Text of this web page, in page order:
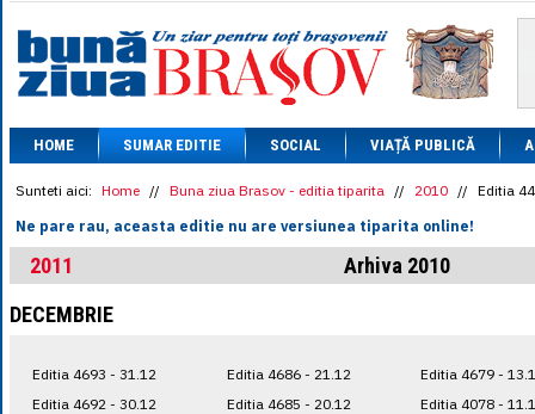
= 5.8304
1 XAU= 464.4611
1 AED= 1.1933
1 AUD= 2.7957
1 BGN= 2.5449
1 CAD= 3.1559
1 CHF= 5.2813
1 CNY= 0.6015
1 DKK= 0.6668
1 EGP= 0.0860
1 HUF= 1.2223
1 MXN= 0.2227
1 NOK= 0.4191
HOME SUMAR EDITIE SOCIAL VIAȚĂ PUBLICĂ
Sunteti aici: Home // Buna ziua Brasov - editia tiparita // 2010 // Editia
Ne pare rau, aceasta editie nu are versiunea tiparita online!
2011
Arhiva 2010
DECEMBRIE
Editia 4693 - 31.12
Editia 4692 - 30.12
Editia 4686 - 21.12
Editia 4685 - 20.12
Editia 4679 -
Editia 4078 -